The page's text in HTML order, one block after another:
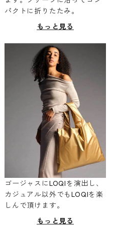
パクトに折りたたみ。
もっと見る
ゴージャスにLOQIを演出し、
カジュアル以外でもLOQIを楽
しんで頂けます。
もっと見る